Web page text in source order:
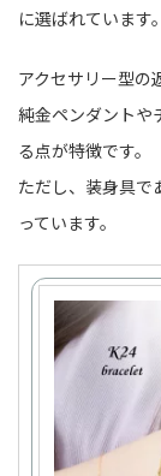
に選ばれています。
アクセサリー型の
純金ペンダントや
る点が特徴です。
ただし、装身具で
っています。